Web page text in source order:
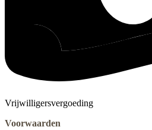
Vrijwilligersvergoeding
Voorwaarden